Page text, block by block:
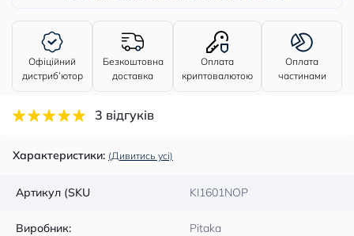
Офіційний
дистриб’ютор
Безкоштовна
доставка
Оплата
криптовалютою
Оплата
частинами
3 відгуків
Характеристики: (Дивитись усі)
Артикул (SKU KI1601NOP
Виробник: Pitaka